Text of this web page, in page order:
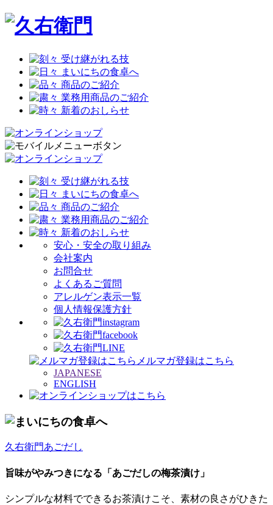
安心・安全の取り組み
会社案内
お問合せ
よくあるご質問
アレルゲン表示一覧
個人情報保護方針
メルマガ登録はこちら
JAPANESE
ENGLISH
久右衛門あごだし
旨味がやみつきになる「あごだしの梅茶漬け」
シンプルな材料でできるお茶漬けこそ、素材の良さがひきた